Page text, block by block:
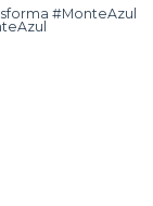
#MonteAzul